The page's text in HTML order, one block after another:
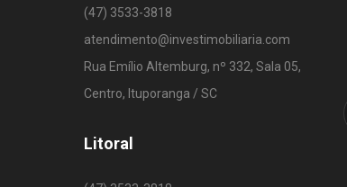
(47) 3533-3818
atendimento@investimobiliaria.com
Rua Emílio Altemburg, nº 332, Sala 05,
Centro, Ituporanga / SC
Litoral